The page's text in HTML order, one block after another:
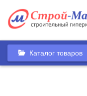
Каталог товаров